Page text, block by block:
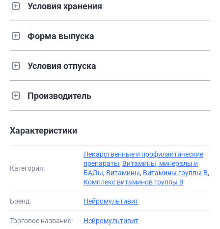
Условия хранения
Форма выпуска
Условия отпуска
Производитель
Характеристики
Категория:
Лекарственные и профилактические
препараты, Витамины, минералы и
БАДы, Витамины, Витамины группы В,
Комплекс витаминов группы B
Бренд: Нейромультивит
Торговое название: Нейромультивит